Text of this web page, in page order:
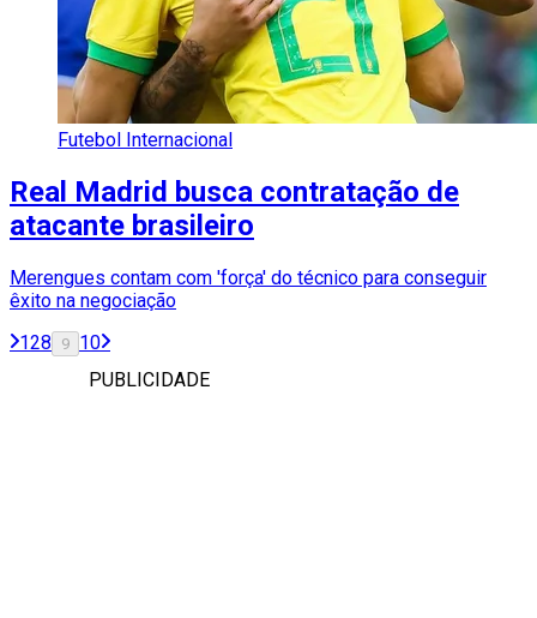
Futebol Internacional
Real Madrid busca contratação de
atacante brasileiro
Merengues contam com 'força' do técnico para conseguir
êxito na negociação
128 9 10
PUBLICIDADE